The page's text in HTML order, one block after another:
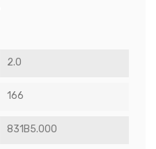
2.0
166
831B5.000